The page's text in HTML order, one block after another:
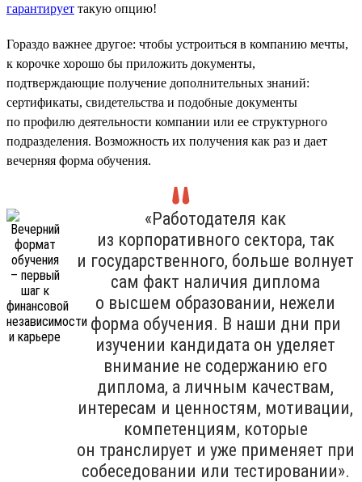
гарантирует такую опцию!
Гораздо важнее другое: чтобы устроиться в компанию мечты,
к корочке хорошо бы приложить документы,
подтверждающие получение дополнительных знаний:
сертификаты, свидетельства и подобные документы
по профилю деятельности компании или ее структурного
подразделения. Возможность их получения как раз и дает
вечерняя форма обучения.
«Работодателя как
из корпоративного сектора, так
и государственного, больше волнует
сам факт наличия диплома
о высшем образовании, нежели
форма обучения. В наши дни при
изучении кандидата он уделяет
внимание не содержанию его
диплома, а личным качествам,
интересам и ценностям, мотивации,
компетенциям, которые
он транслирует и уже применяет при
собеседовании или тестировании».